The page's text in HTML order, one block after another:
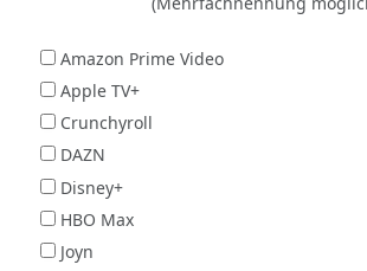
Amazon Prime Video
Apple TV+
Crunchyroll
DAZN
Disney+
HBO Max
Joyn